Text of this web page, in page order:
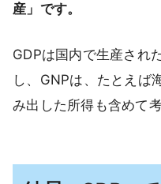
産」です。
GDPは国内で生産され
し、GNPは、たとえば
み出した所得も含めて考